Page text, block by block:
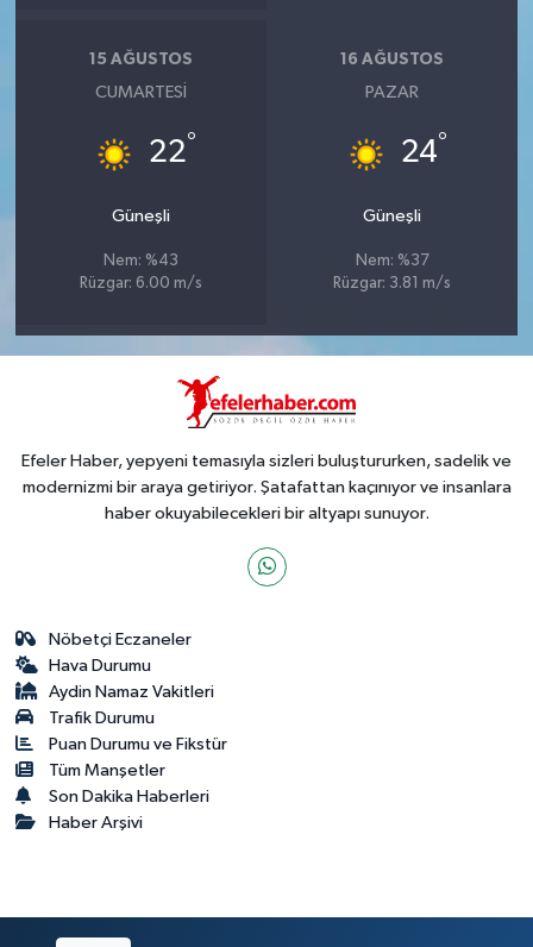
15 AĞUSTOS
CUMARTESI
22°
Güneşli
Nem: %43
Rüzgar: 6.00 m/s
16 AĞUSTOS
PAZAR
24°
Güneşli
Nem: %37
Rüzgar: 3.81 m/s
Efeler Haber, yepyeni temasıyla sizleri buluştururken, sadelik ve
modernizmi bir araya getiriyor. Şatafattan kaçınıyor ve insanlara
haber okuyabilecekleri bir altyapı sunuyor.
Nöbetçi Eczaneler
Hava Durumu
Aydin Namaz Vakitleri
Trafik Durumu
Puan Durumu ve Fikstür
Tüm Manşetler
Son Dakika Haberleri
Haber Arşivi